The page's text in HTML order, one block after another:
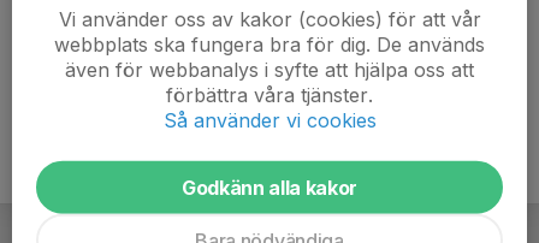
Vi använder oss av kakor (cookies) för att vår
webbplats ska fungera bra för dig. De används
även för webbanalys i syfte att hjälpa oss att
förbättra våra tjänster.
Så använder vi cookies
Godkänn alla kakor